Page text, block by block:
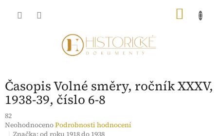
Časopis Volné směry, ročník XXXV,
1938-39, číslo 6-8
82
Průměrné
hodnocení
NeohodnocenoPodrobnosti hodnocení